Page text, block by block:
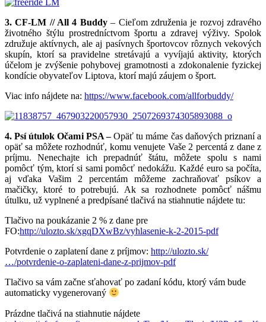
3. CF-LM // All 4 Buddy– Cieľom združenia je rozvoj zdravého
životného štýlu prostredníctvom športu a zdravej výživy. Spolok
združuje aktívnych, ale aj pasívnych športovcov rôznych vekových
skupín, ktorí sa pravidelne stretávajú a vyvíjajú aktivity, ktorých
účelom je zvýšenie pohybovej gramotnosti a zdokonalenie fyzickej
kondície obyvateľov Liptova, ktorí majú záujem o šport.
Viac info nájdete na: https://www.facebook.com/allforbuddy/
4. Psí útulok Očami PSA –Opäť tu máme čas daňových priznaní a
opäť sa môžete rozhodnúť, komu venujete Vaše 2 percentá z dane z
príjmu. Nenechajte ich prepadnúť štátu, môžete spolu s nami
pomôcť tým, ktorí si sami pomôcť nedokážu. Každé euro sa počíta,
aj vďaka Vašim 2 percentám môžeme zachraňovať psíkov a
mačičky, ktoré to potrebujú. Ak sa rozhodnete pomôcť nášmu
útulku, už vyplnené a predpísané tlačivá na stiahnutie nájdete tu:
Tlačivo na poukázanie 2 % z dane pre
FO:http://ulozto.sk/xgqDXwBz/vyhlasenie-k-2-2015-pdf
Potvrdenie o zaplatení dane z príjmov: http://ulozto.sk/
…/potvrdenie-o-zaplateni-dane-z-prijmov-pdf
Tlačivo sa vám začne sťahovať po zadaní kódu, ktorý vám bude
automaticky vygenerovaný
Prázdne tlačivá na stiahnutie nájdete